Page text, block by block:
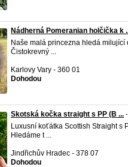
Nádherná Pomeranian holčička k
Naše malá princezna hledá milující
Čistokrevný ...
Karlovy Vary - 360 01
Dohodou
Skotská kočka straight s PP (B ...
Luxusní koťátka Scottish Straight s
Hledáme t ...
Jindřichův Hradec - 378 07
Dohodou